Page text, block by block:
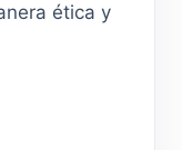
ética y